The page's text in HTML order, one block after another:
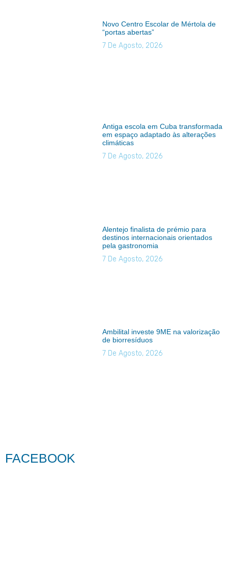
Novo Centro Escolar de Mértola de
“portas abertas”
7 De Agosto, 2026
Antiga escola em Cuba transformada
em espaço adaptado às alterações
climáticas
7 De Agosto, 2026
Alentejo finalista de prémio para
destinos internacionais orientados
pela gastronomia
7 De Agosto, 2026
Ambilital investe 9ME na valorização
de biorresíduos
7 De Agosto, 2026
FACEBOOK